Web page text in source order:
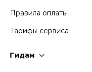
Правила оплаты
Тарифы сервиса
Гидам